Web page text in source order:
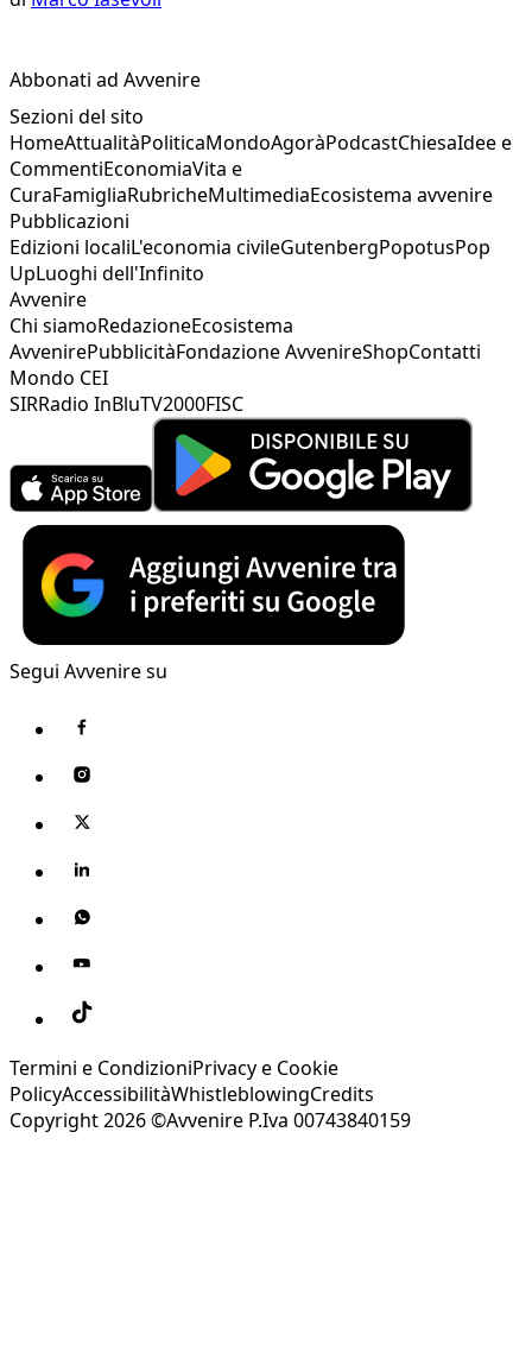
Abbonati ad Avvenire
Sezioni del sito
HomeAttualitàPoliticaMondoAgoràPodcastChiesaIdee e
CommentiEconomiaVita e
CuraFamigliaRubricheMultimediaEcosistema avvenire
Pubblicazioni
Edizioni localiL'economia civileGutenbergPopotusPop
UpLuoghi dell'Infinito
Avvenire
Chi siamoRedazioneEcosistema
AvvenirePubblicitàFondazione AvvenireShopContatti
Mondo CEI
SIRRadio InBluTV2000FISC
Segui Avvenire su
Termini e CondizioniPrivacy e Cookie
PolicyAccessibilitàWhistleblowingCredits
Copyright 2026 ©Avvenire P.Iva 00743840159